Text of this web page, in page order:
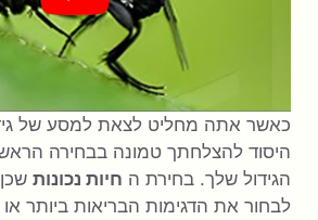
כאשר אתה מחליט לצאת למסע של
היסוד להצלחתך טמונה בבחירה
הגידול שלך. בחירת ה חיות נכונות
לבחור את הדגימות הבריאות ביותר